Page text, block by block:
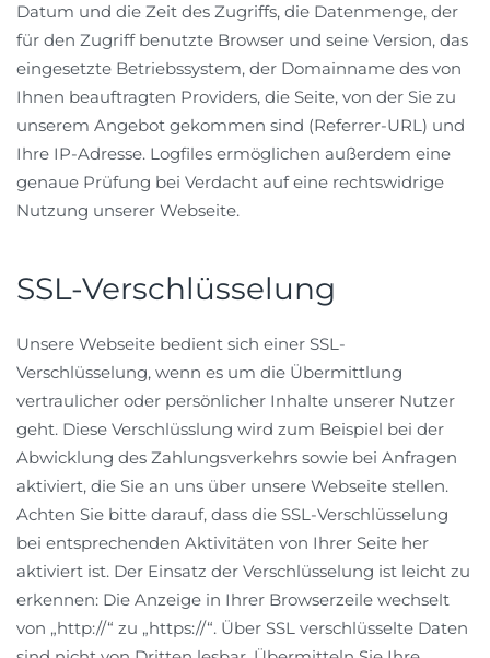
Datum und die Zeit des Zugriffs, die Datenmenge, der
für den Zugriff benutzte Browser und seine Version, das
eingesetzte Betriebssystem, der Domainname des von
Ihnen beauftragten Providers, die Seite, von der Sie zu
unserem Angebot gekommen sind (Referrer-URL) und
Ihre IP-Adresse. Logfiles ermöglichen außerdem eine
genaue Prüfung bei Verdacht auf eine rechtswidrige
Nutzung unserer Webseite.
SSL-Verschlüsselung
Unsere Webseite bedient sich einer SSL-
Verschlüsselung, wenn es um die Übermittlung
vertraulicher oder persönlicher Inhalte unserer Nutzer
geht. Diese Verschlüsslung wird zum Beispiel bei der
Abwicklung des Zahlungsverkehrs sowie bei Anfragen
aktiviert, die Sie an uns über unsere Webseite stellen.
Achten Sie bitte darauf, dass die SSL-Verschlüsselung
bei entsprechenden Aktivitäten von Ihrer Seite her
aktiviert ist. Der Einsatz der Verschlüsselung ist leicht zu
erkennen: Die Anzeige in Ihrer Browserzeile wechselt
von „http://“ zu „https://“. Über SSL verschlüsselte Daten